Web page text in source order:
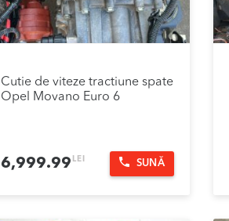
Cutie de viteze tractiune spate
Opel Movano Euro 6
6,999.99 LEI SUNĂ